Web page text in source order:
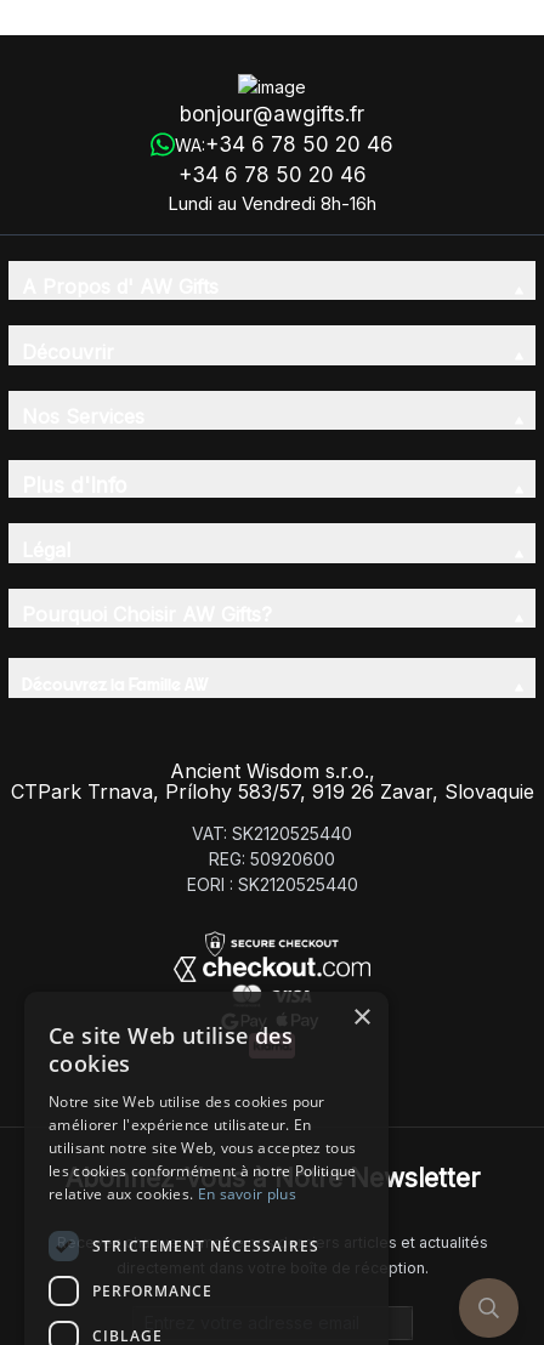
bonjour@awgifts.fr
WA:+34 6 78 50 20 46
+34 6 78 50 20 46
Lundi au Vendredi 8h-16h
Ancient Wisdom s.r.o.,
CTPark Trnava, Prílohy 583/57, 919 26 Zavar, Slovaquie
VAT: SK2120525440
REG: 50920600
EORI : SK2120525440
Abonnez-Vous à Notre Newsletter
Recevez chaque semaine nos derniers articles et actualités
directement dans votre boîte de réception.
×
Ce site Web utilise des
cookies
Notre site Web utilise des cookies pour
améliorer l'expérience utilisateur. En
utilisant notre site Web, vous acceptez tous
les cookies conformément à notre Politique
relative aux cookies.En savoir plus
STRICTEMENT NÉCESSAIRES
PERFORMANCE
CIBLAGE